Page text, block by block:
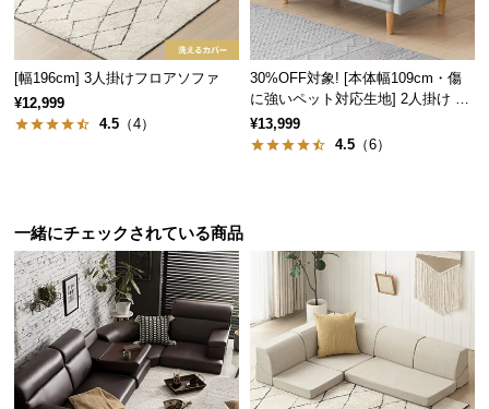
セパレートタイプ
対面に置いたり個別にも
座れる、自由度の高いフ
[幅196cm] 3人掛けフロアソファ
¥12,999
4.5 （4）
30%OFF対象! [本体幅109cm・傷
に強いペット対応生地] 2人掛け コ
ンパクトソファ ポケット付き
¥13,999
4.5 （6）
一緒にチェックされている商品